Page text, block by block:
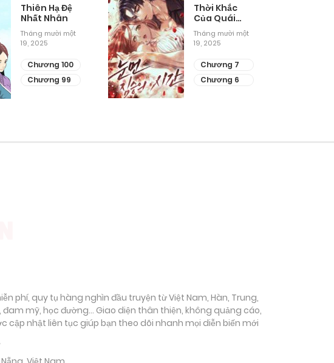
24, 2025
24, 2025
24, 2025
24, 2025
Thiên Hạ Đệ
Nhất Nhân
Tháng mười một
19, 2025
Chương 100
Chương 99
Thời Khắc
Của Quái
Thú Mù
Tháng mười một
19, 2025
Chương 7
Chương 6
phí, quy tụ hàng nghìn đầu truyện từ Việt Nam, Hàn, Trung,
mỹ, học đường… Giao diện thân thiện, không quảng cáo,
cập nhật liên tục giúp bạn theo dõi nhanh mọi diễn biến mới